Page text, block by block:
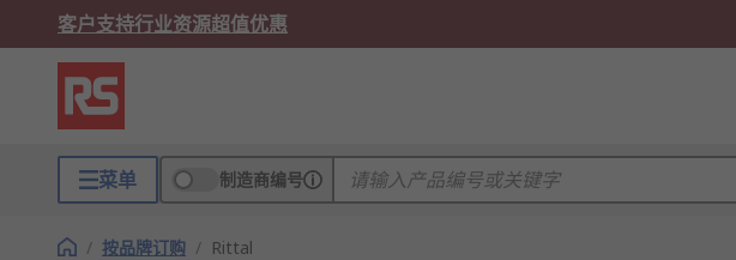
客户支持行业资源超值优惠
菜单 制造商编号
/ 按品牌订购 / Rittal